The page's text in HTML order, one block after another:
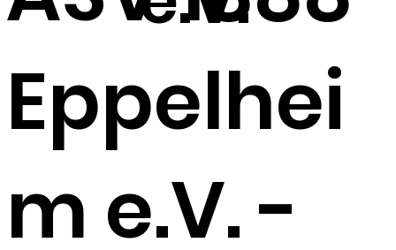
Eppelhei
m e.V. -